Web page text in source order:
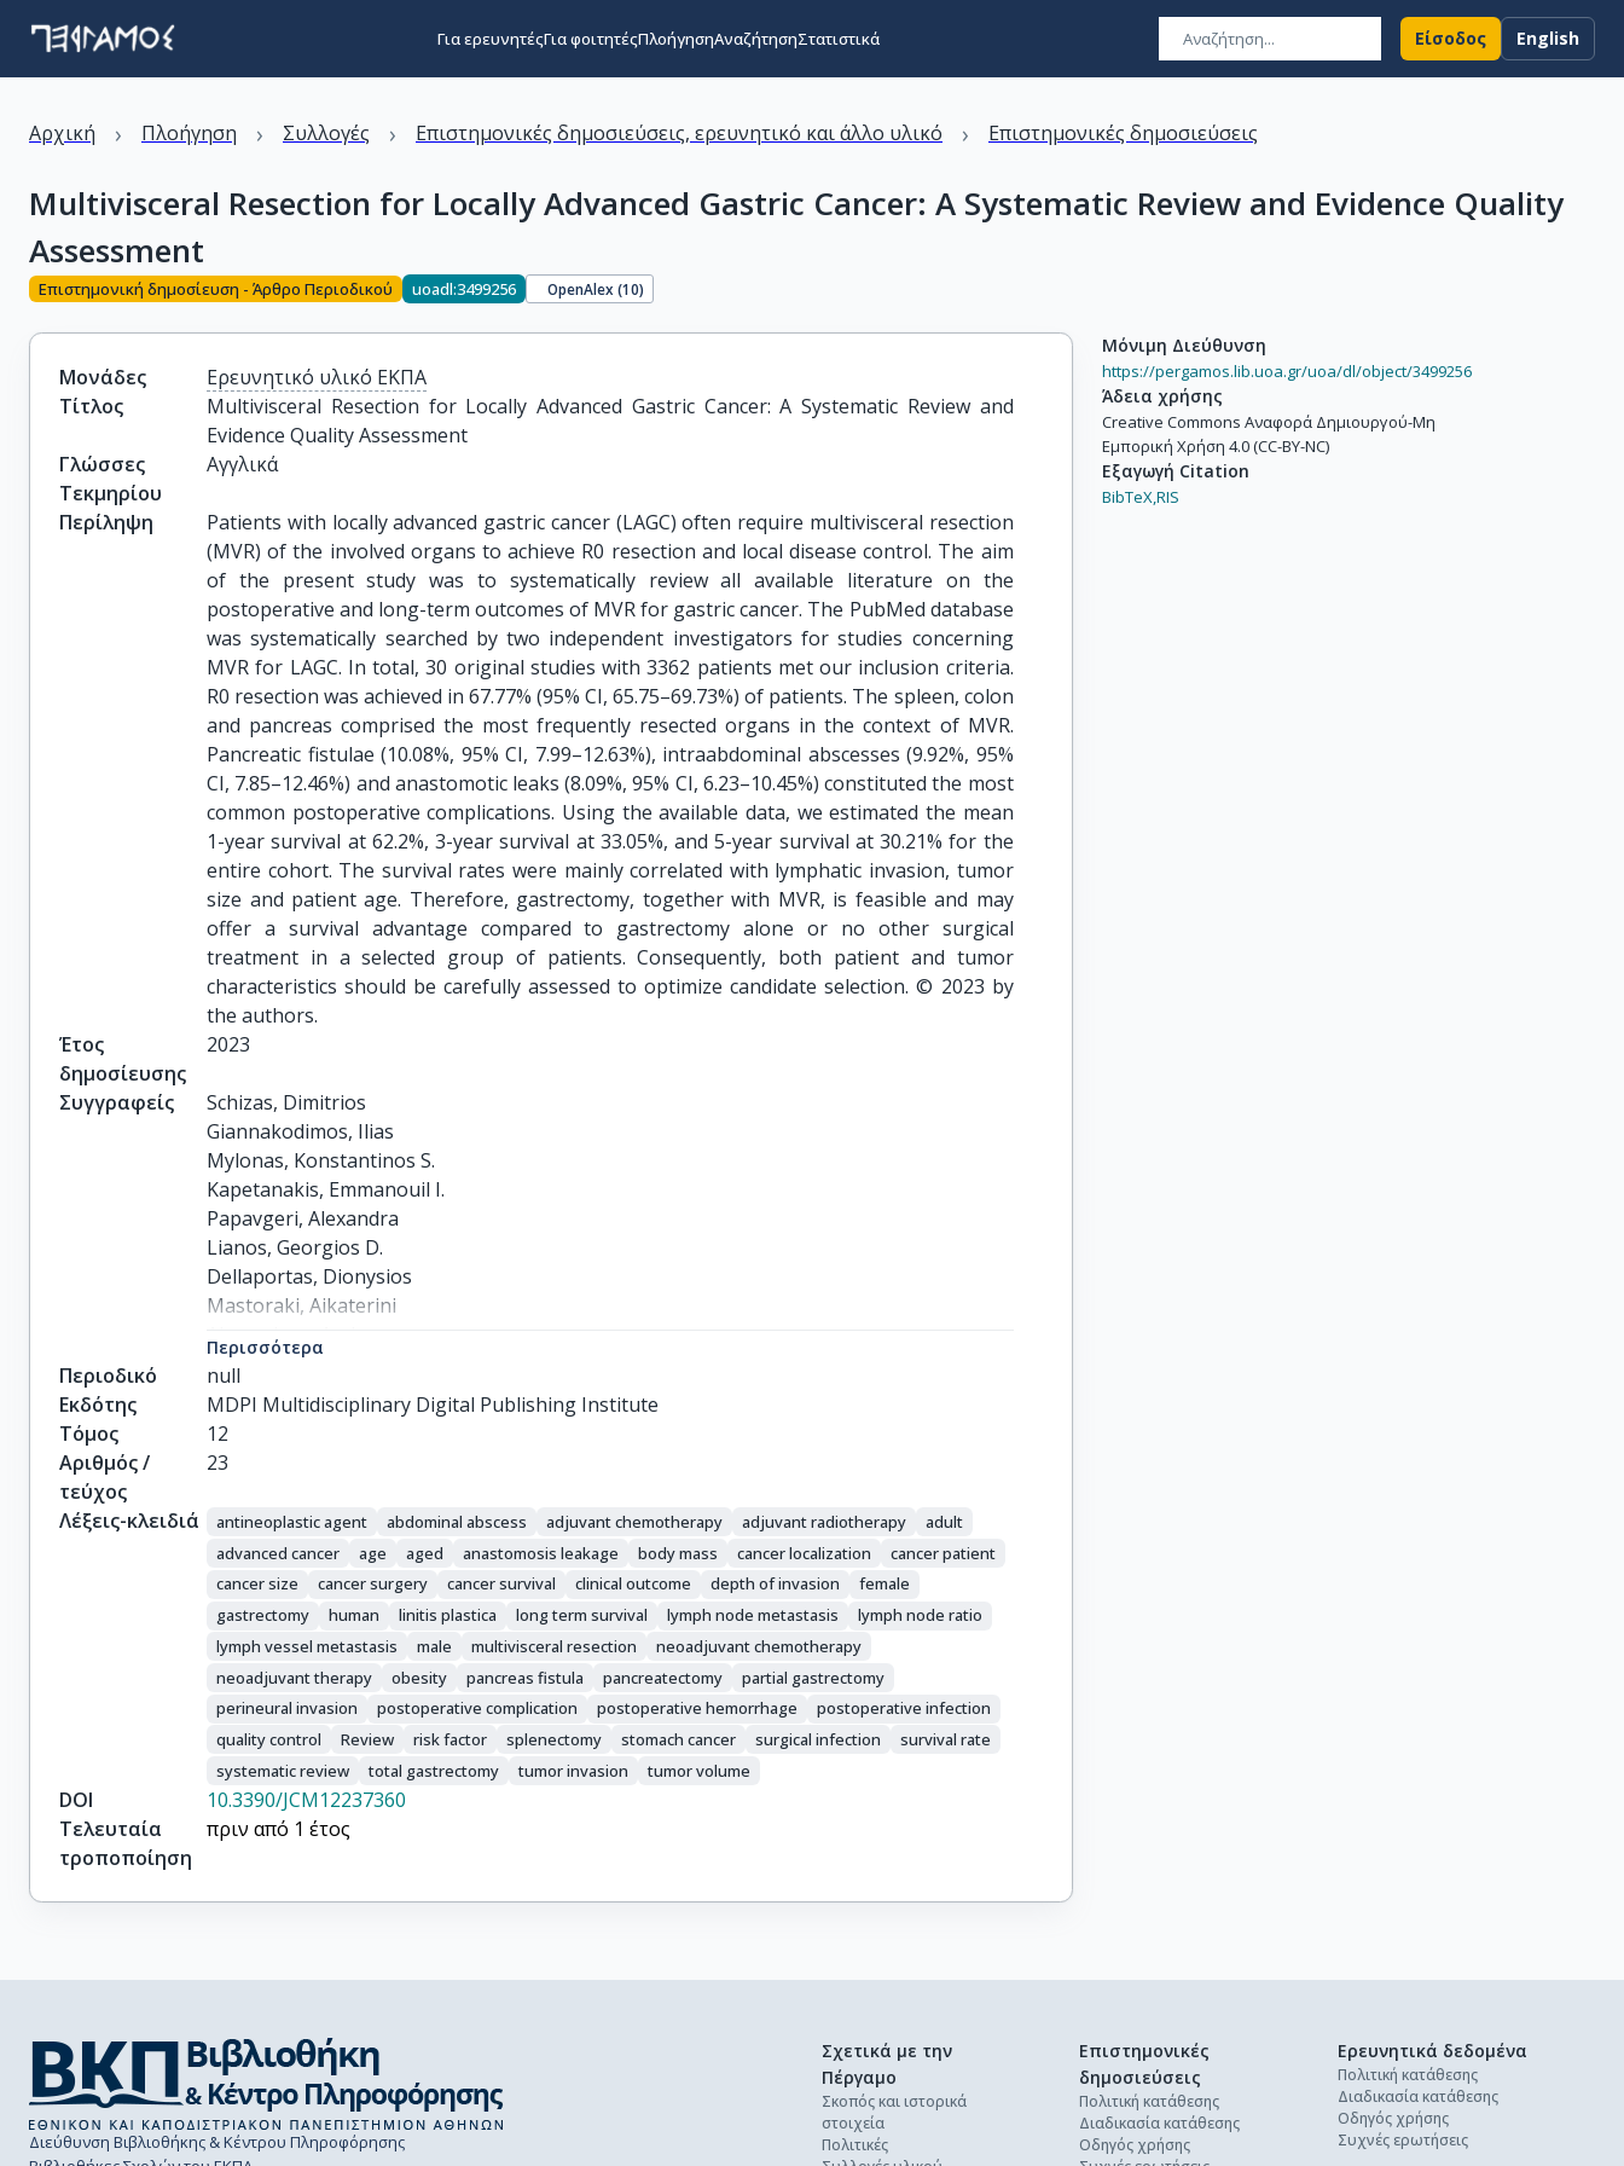
Για ερευνητέςΓια φοιτητέςΠλοήγησηΑναζήτησηΣτατιστικά Είσοδος English
Αρχική › Πλοήγηση › Συλλογές › Επιστημονικές δημοσιεύσεις, ερευνητικό και άλλο υλικό › Επιστημονικές δημοσιεύσεις
Multivisceral Resection for Locally Advanced Gastric Cancer: A Systematic Review and Evidence Quality
Assessment
Επιστημονική δημοσίευση - Άρθρο Περιοδικού uoadl:3499256 OpenAlex (10)
Μονάδες
Ερευνητικό υλικό ΕΚΠΑ
Τίτλος
Multivisceral Resection for Locally Advanced Gastric Cancer: A Systematic Review and
Evidence Quality Assessment
Γλώσσες
Τεκμηρίου
Αγγλικά
Περίληψη
Patients with locally advanced gastric cancer (LAGC) often require multivisceral resection
(MVR) of the involved organs to achieve R0 resection and local disease control. The aim
of the present study was to systematically review all available literature on the
postoperative and long-term outcomes of MVR for gastric cancer. The PubMed database
was systematically searched by two independent investigators for studies concerning
MVR for LAGC. In total, 30 original studies with 3362 patients met our inclusion criteria.
R0 resection was achieved in 67.77% (95% CI, 65.75–69.73%) of patients. The spleen, colon
and pancreas comprised the most frequently resected organs in the context of MVR.
Pancreatic fistulae (10.08%, 95% CI, 7.99–12.63%), intraabdominal abscesses (9.92%, 95%
CI, 7.85–12.46%) and anastomotic leaks (8.09%, 95% CI, 6.23–10.45%) constituted the most
common postoperative complications. Using the available data, we estimated the mean
1-year survival at 62.2%, 3-year survival at 33.05%, and 5-year survival at 30.21% for the
entire cohort. The survival rates were mainly correlated with lymphatic invasion, tumor
size and patient age. Therefore, gastrectomy, together with MVR, is feasible and may
offer a survival advantage compared to gastrectomy alone or no other surgical
treatment in a selected group of patients. Consequently, both patient and tumor
characteristics should be carefully assessed to optimize candidate selection. © 2023 by
the authors.
Έτος
δημοσίευσης
2023
Συγγραφείς
Schizas, Dimitrios
Giannakodimos, Ilias
Mylonas, Konstantinos S.
Kapetanakis, Emmanouil I.
Papavgeri, Alexandra
Lianos, Georgios D.
Dellaportas, Dionysios
Mastoraki, Aikaterini
Alexandrou, Andreas
Περισσότερα
Περιοδικό
null
Εκδότης
MDPI Multidisciplinary Digital Publishing Institute
Τόμος
12
Αριθμός /
τεύχος
23
Λέξεις-κλειδιά antineoplastic agent abdominal abscess adjuvant chemotherapy adjuvant radiotherapy
adult
advanced cancer
age aged anastomosis leakage body mass cancer localization
cancer patient
cancer size
cancer surgery cancer survival clinical outcome depth of invasion
female
gastrectomy
human linitis plastica long term survival lymph node metastasis
lymph node ratio
lymph vessel metastasis
male multivisceral resection
neoadjuvant chemotherapy
neoadjuvant therapy
obesity pancreas fistula pancreatectomy
partial gastrectomy
perineural invasion
postoperative complication postoperative hemorrhage
postoperative infection
quality control
Review risk factor splenectomy stomach cancer surgical infection
survival rate
systematic review
total gastrectomy tumor invasion tumor volume
DOI
10.3390/JCM12237360
Τελευταία
τροποποίηση
πριν από 1 έτος
Μόνιμη Διεύθυνση
https://pergamos.lib.uoa.gr/uoa/dl/object/3499256
Άδεια χρήσης
Creative Commons Αναφορά Δημιουργού-Μη
Εμπορική Χρήση 4.0 (CC-BY-NC)
Εξαγωγή Citation
BibTeX,RIS
Διεύθυνση Βιβλιοθήκης & Κέντρου Πληροφόρησης
Σχετικά με την
Πέργαμο
Σκοπός και ιστορικά
στοιχεία
Πολιτικές
Επιστημονικές
δημοσιεύσεις
Πολιτική κατάθεσης
Διαδικασία κατάθεσης
Οδηγός χρήσης
Ερευνητικά δεδομένα
Πολιτική κατάθεσης
Διαδικασία κατάθεσης
Οδηγός χρήσης
Συχνές ερωτήσεις